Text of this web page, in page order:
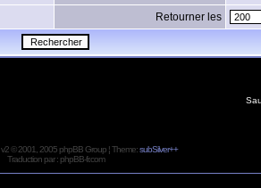
Retourner les
v2 © 2001, 2005 phpBB Group ¦ Theme:subSilver++
Traduction par : phpBB-fr.com